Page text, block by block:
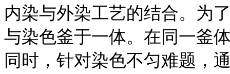
内染与外染工艺的结合。为
与染色釜于一体。在同一釜
同时，针对染色不匀难题，